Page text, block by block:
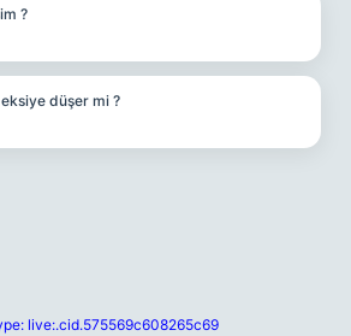
?
düşer mi ?
live:.cid.575569c608265c69